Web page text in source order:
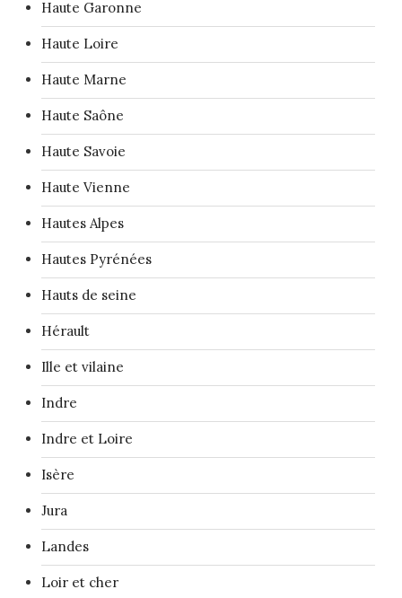
Haute Garonne
Haute Loire
Haute Marne
Haute Saône
Haute Savoie
Haute Vienne
Hautes Alpes
Hautes Pyrénées
Hauts de seine
Hérault
Ille et vilaine
Indre
Indre et Loire
Isère
Jura
Landes
Loir et cher